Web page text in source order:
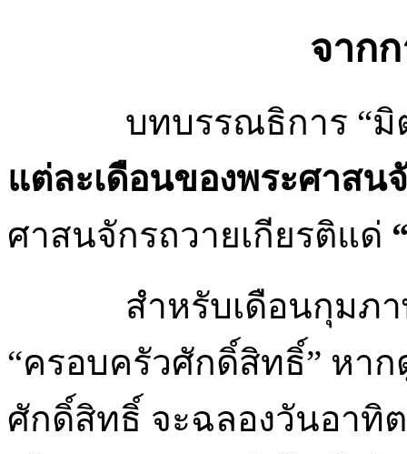
จาก
บทบรรณธิการ “มิตร
แต่ละเดือนของพระศาสน
ศาสนจักรถวายเกียรติแด่
สำหรับเดือนกุมภ
“ครอบครัวศักดิ์สิทธิ์” หา
ศักดิ์สิทธิ์ จะฉลองวันอาทิ